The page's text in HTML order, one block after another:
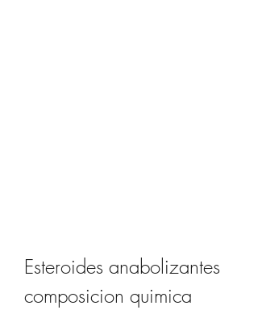
Esteroides anabolizantes
composicion quimica